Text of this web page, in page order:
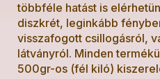
többféle hatást is
diszkrét, leginkább
visszafogott csillogásról,
látványról. Minden
500gr-os (fél kiló)